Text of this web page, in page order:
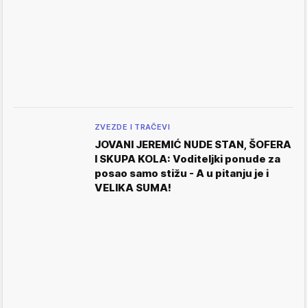
ZVEZDE I TRAČEVI
JOVANI JEREMIĆ NUDE STAN, ŠOFERA
I SKUPA KOLA: Voditeljki ponude za
posao samo stižu - A u pitanju je i
VELIKA SUMA!